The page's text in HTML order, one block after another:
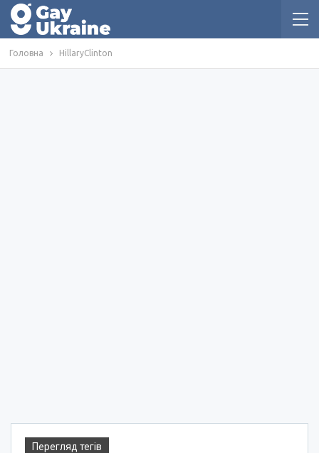
Головна HillaryClinton
Перегляд тегів